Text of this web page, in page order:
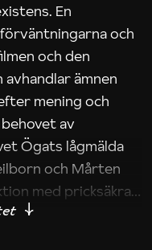
En
och
och den
ämnen
mening och
av
Ögats lågmälda
och Mårten
med pricksäkra
vara att omsätta